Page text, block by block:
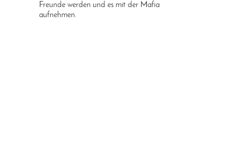
Freunde werden und es mit der Mafia
aufnehmen.